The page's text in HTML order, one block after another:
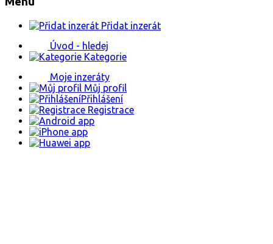
Přidat inzerát
Úvod - hledej
Kategorie
Moje inzeráty
Můj profil
Přihlášení
Registrace